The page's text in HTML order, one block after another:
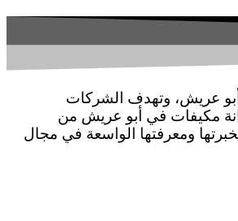
أبو عريش، وتهدف الشركات
مكيفات في أبو عريش من
ومعرفتها الواسعة في مجال